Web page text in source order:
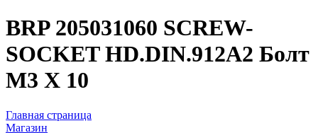
BRP 205031060 SCREW-
SOCKET HD.DIN.912A2 Болт
M3 X 10
Главная страница
Магазин